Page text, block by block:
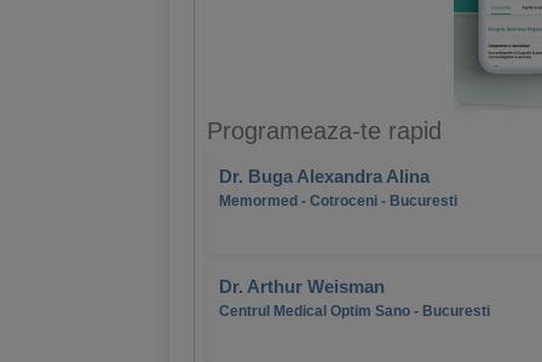
Programeaza-te rapid
Dr. Buga Alexandra Alina
Memormed - Cotroceni - Bucuresti
Dr. Arthur Weisman
Centrul Medical Optim Sano - Bucuresti